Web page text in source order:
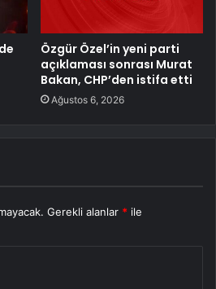
Özgür Özel’in yeni parti
açıklaması sonrası Murat
Bakan, CHP’den istifa etti
Ağustos 6, 2026
Gerekli alanlar * ile